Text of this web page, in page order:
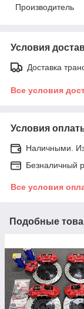
Производитель
Условия
Доставка
Все условия
Условия
Наличными. Из
Безналичный
Все условия
Подобные